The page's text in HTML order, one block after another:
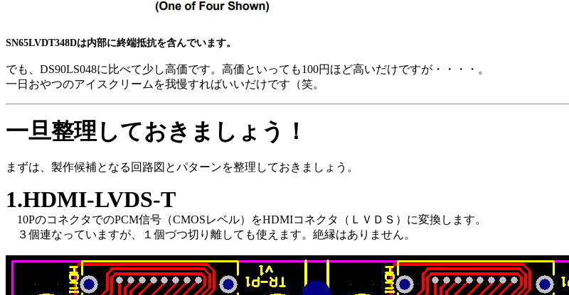
SN65LVDT348Dは内部に終端抵抗を含んでいます。
でも、DS90LS048に比べて少し高価です。高価といっても100円ほど高いだけですが・・・・。
一日おやつのアイスクリームを我慢すればいいだけです（笑。
一旦整理しておきましょう！
まずは、製作候補となる回路図とパターンを整理しておきましょう。
1.HDMI-LVDS-T
10PのコネクタでのPCM信号（CMOSレベル）をHDMIコネクタ（ＬＶＤＳ）に変換します。
３個連なっていますが、１個づつ切り離しても使えます。絶縁はありません。